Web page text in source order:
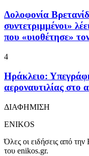
Δολοφονία
συντετριμμένοι»
που «υιοθέτησε»
4
Ηράκλειο:
αεροναυτιλίας στο
ΔΙΑΦΗΜΙΣΗ
ENIKOS
Όλες οι ειδήσεις από
του enikos.gr.